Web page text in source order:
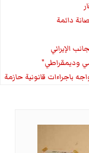
دائمة
وديمقراطي"
باجراءات قانونية حازمة